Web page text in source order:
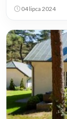
04 lipca 2024